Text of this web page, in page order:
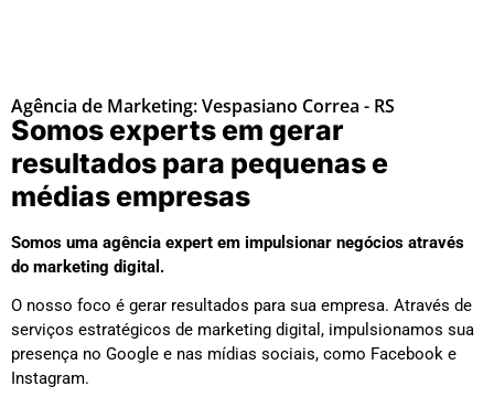
Agência de Marketing: Vespasiano Correa - RS
Somos experts em gerar
resultados para pequenas e
médias empresas
Somos uma agência expert em impulsionar negócios através
do marketing digital.
O nosso foco é gerar resultados para sua empresa. Através de
serviços estratégicos de marketing digital, impulsionamos sua
presença no Google e nas mídias sociais, como Facebook e
Instagram.